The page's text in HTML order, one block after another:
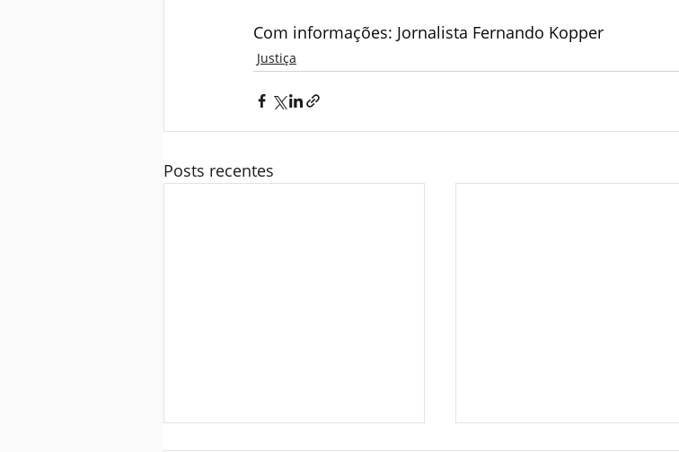
Com informações: Jornalista Fernando Kopper
Justiça
Posts recentes